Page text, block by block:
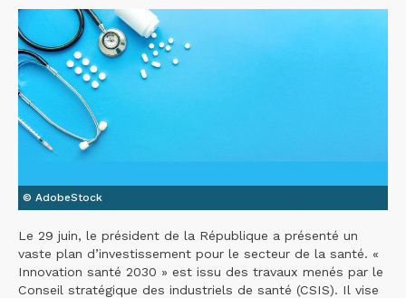
© AdobeStock
Le 29 juin, le président de la République a présenté un
vaste plan d’investissement pour le secteur de la santé. «
Innovation santé 2030 » est issu des travaux menés par le
Conseil stratégique des industriels de santé (CSIS). Il vise